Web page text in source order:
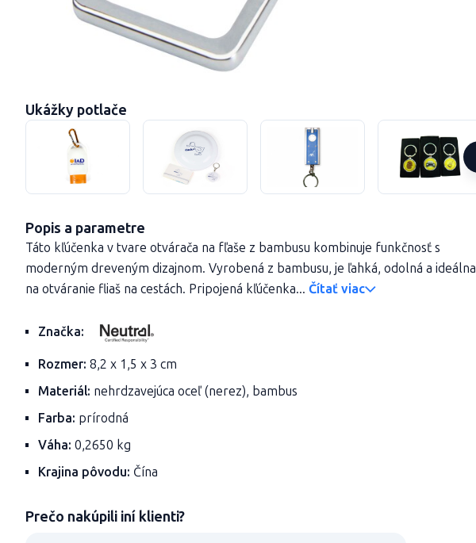
Ukážky potlače
Popis a parametre
Táto kľúčenka v tvare otvárača na fľaše z bambusu kombinuje funkčnosť s
moderným dreveným dizajnom. Vyrobená z bambusu, je ľahká, odolná a ideálna
na otváranie fliaš na cestách. Pripojená kľúčenka... Čítať viac
Značka:
Rozmer: 8,2 x 1,5 x 3 cm
Materiál: nehrdzavejúca oceľ (nerez), bambus
Farba: prírodná
Váha: 0,2650 kg
Krajina pôvodu: Čína
Prečo nakúpili iní klienti?